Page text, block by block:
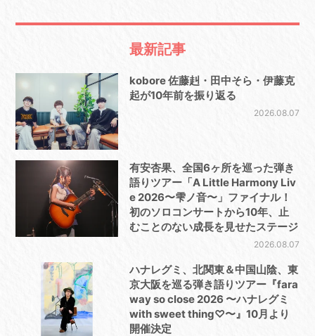
最新記事
kobore 佐藤赳・田中そら・伊藤克
起が10年前を振り返る
2026.08.07
有安杏果、全国6ヶ所を巡った弾き
語りツアー「A Little Harmony Liv
e 2026〜雫ノ音〜」ファイナル！
初のソロコンサートから10年、止
むことのない成長を見せたステージ
2026.08.07
ハナレグミ、北関東＆中国山陰、東
京大阪を巡る弾き語りツアー『fara
way so close 2026 〜ハナレグミ
with sweet thing♡〜』10月より
開催決定